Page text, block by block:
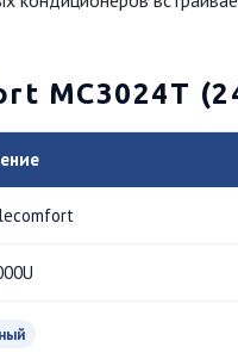
МС3024Т